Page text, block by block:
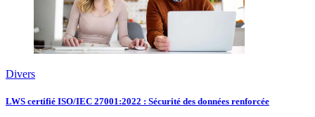
Divers
LWS certifié ISO/IEC 27001:2022 : Sécurité des données renforcée